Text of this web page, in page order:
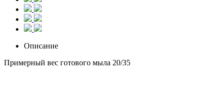
Описание
Примерный вес готового мыла 20/35